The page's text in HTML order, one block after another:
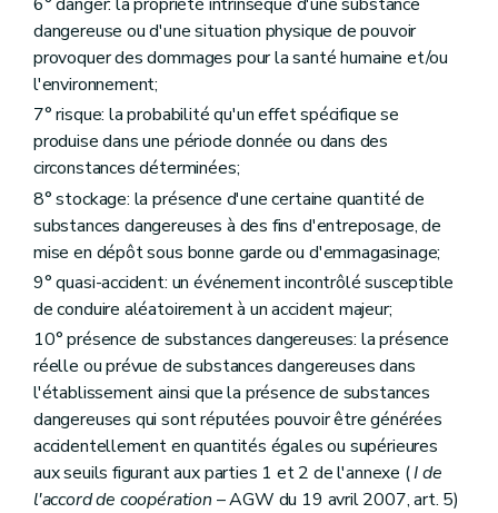
Annexe
Annexe
Annexe
Annexe
Annexe
Annexe
Annexe
Annexe
Annexe
Annexe
Annexe
Annexe
Annexe
Annexe
Annexe
Annexe
dangereuse ou d'une situation physique de pouvoir
provoquer des dommages pour la santé humaine et/ou
l'environnement;
7° risque: la probabilité qu'un effet spécifique se
produise dans une période donnée ou dans des
circonstances déterminées;
8° stockage: la présence d'une certaine quantité de
substances dangereuses à des fins d'entreposage, de
mise en dépôt sous bonne garde ou d'emmagasinage;
9° quasi-accident: un événement incontrôlé susceptible
de conduire aléatoirement à un accident majeur;
10° présence de substances dangereuses: la présence
réelle ou prévue de substances dangereuses dans
l'établissement ainsi que la présence de substances
dangereuses qui sont réputées pouvoir être générées
accidentellement en quantités égales ou supérieures
aux seuils figurant aux parties 1 et 2 de l'annexe (I de
l'accord de coopération – AGW du 19 avril 2007, art. 5)